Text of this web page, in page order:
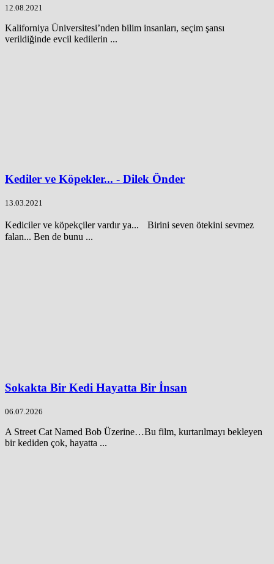
12.08.2021
Kaliforniya Üniversitesi’nden bilim insanları, seçim şansı
verildiğinde evcil kedilerin ...
Kediler ve Köpekler... - Dilek Önder
13.03.2021
Kediciler ve köpekçiler vardır ya... Birini seven ötekini sevmez
falan... Ben de bunu ...
Sokakta Bir Kedi Hayatta Bir İnsan
06.07.2026
A Street Cat Named Bob Üzerine…Bu film, kurtarılmayı bekleyen
bir kediden çok, hayatta ...